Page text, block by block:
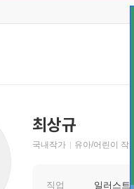
최상규
국내작가 유아/어린이 작가
직업 일러스트